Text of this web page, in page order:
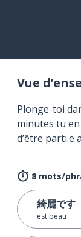
Vue
Plonge-toi
minutes tu
d’être parti.e
8 mots/
綺麗です
est beau